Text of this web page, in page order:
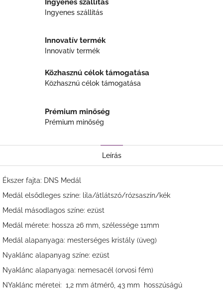
Ingyenes szállítás
Ingyenes szállítás
Innovatív termék
Innovatív termék
Közhasznú célok támogatása
Közhasznú célok támogatása
Prémium minőség
Prémium minőség
Leírás
Ékszer fajta: DNS Medál
Medál elsődleges színe: lila/átlátszó/rózsaszín/kék
Medál másodlagos színe: ezüst
Medál mérete: hossza 26 mm, szélessége 11mm
Medál alapanyaga: mesterséges kristály (üveg)
Nyaklánc alapanyag színe: ezüst
Nyaklánc alapanyaga: nemesacél (orvosi fém)
NYaklánc méretei: 1,2 mm átmérő, 43 mm hosszúságú